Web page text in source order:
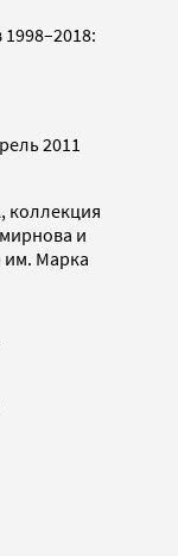
2011
коллекция
и
им. Марка